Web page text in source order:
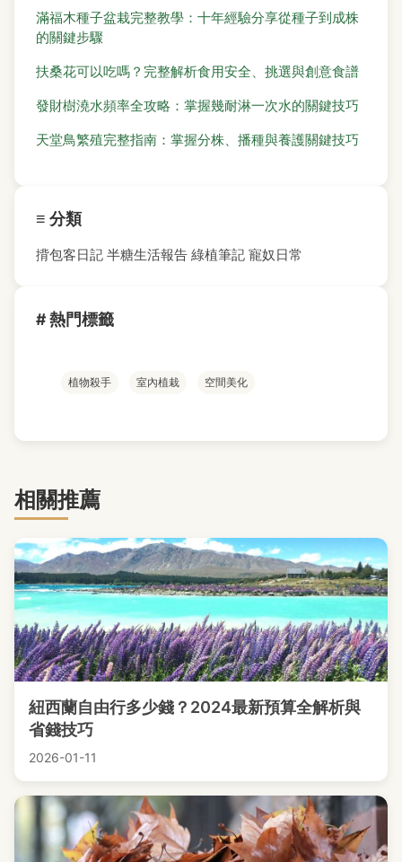
滿福木種子盆栽完整教學：十年經驗分享從種子到成株
的關鍵步驟
扶桑花可以吃嗎？完整解析食用安全、挑選與創意食譜
發財樹澆水頻率全攻略：掌握幾耐淋一次水的關鍵技巧
天堂鳥繁殖完整指南：掌握分株、播種與養護關鍵技巧
≡ 分類
揹包客日記 半糖生活報告 綠植筆記 寵奴日常
# 熱門標籤
植物殺手 室內植栽 空間美化
相關推薦
紐西蘭自由行多少錢？2024最新預算全解析與
省錢技巧
2026-01-11